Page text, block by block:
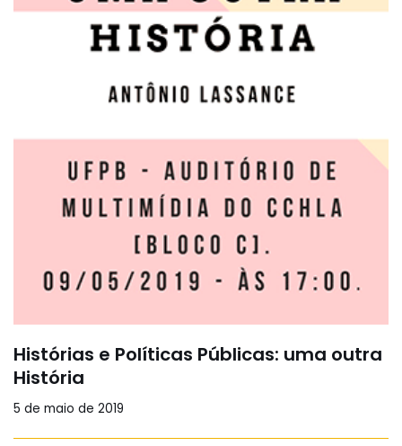
Histórias e Políticas Públicas: uma outra
História
5 de maio de 2019